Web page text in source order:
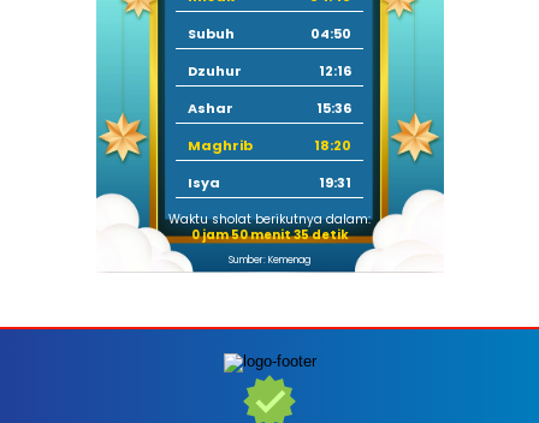
Subuh
04:50
Dzuhur
12:16
Ashar
15:36
Maghrib
18:20
Isya
19:31
Waktu sholat berikutnya dalam:
0 jam 50 menit 34 detik
Sumber: Kemenag